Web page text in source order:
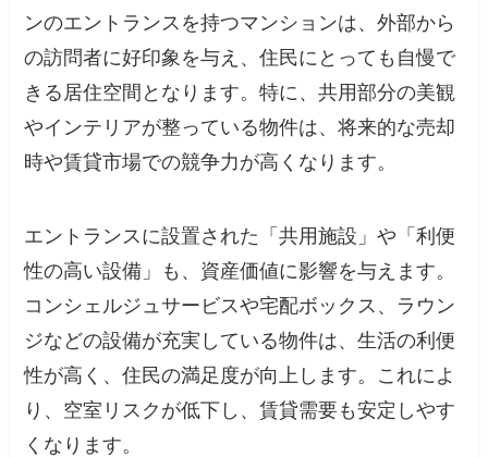
ンのエントランスを持つマンションは、外部から
の訪問者に好印象を与え、住民にとっても自慢で
きる居住空間となります。特に、共用部分の美観
やインテリアが整っている物件は、将来的な売却
時や賃貸市場での競争力が高くなります。
エントランスに設置された「共用施設」や「利便
性の高い設備」も、資産価値に影響を与えます。
コンシェルジュサービスや宅配ボックス、ラウン
ジなどの設備が充実している物件は、生活の利便
性が高く、住民の満足度が向上します。これによ
り、空室リスクが低下し、賃貸需要も安定しやす
くなります。